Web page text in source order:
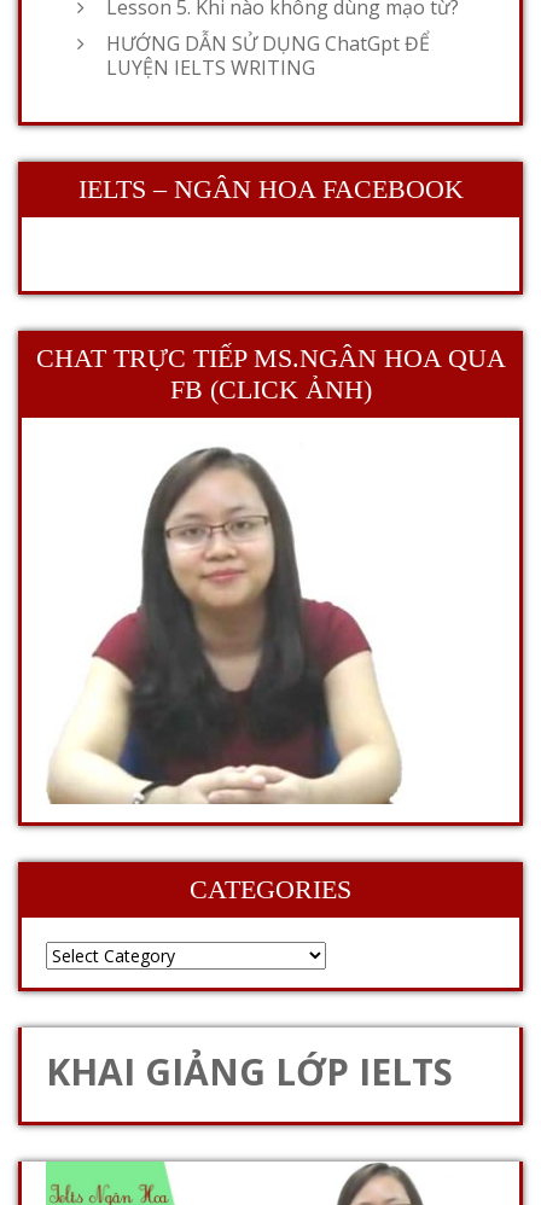
Lesson 5. Khi nào không dùng mạo từ?
HƯỚNG DẪN SỬ DỤNG ChatGpt ĐỂ
LUYỆN IELTS WRITING
IELTS – NGÂN HOA FACEBOOK
CHAT TRỰC TIẾP MS.NGÂN HOA QUA
FB (CLICK ẢNH)
CATEGORIES
KHAI GIẢNG LỚP IELTS